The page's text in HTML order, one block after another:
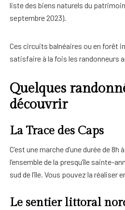
liste des biens naturels du
septembre 2023).
Ces circuits balnéaires ou en forêt
satisfaire à la fois les randonneurs
Quelques
découvrir
La Trace des Caps
C’est une marche d’une durée de 8h
l’ensemble de la presqu’île sainte-
sud de l’île. Vous pouvez la réaliser
Le sentier littoral